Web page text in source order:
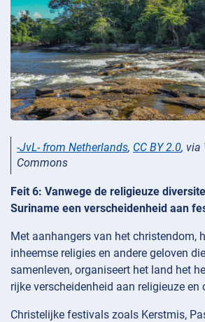
-JvL- from Netherlands, CC BY 2.0, via
Commons
Feit 6: Vanwege de religieuze
Suriname een verscheidenheid aan
Met aanhangers van het christendom,
inheemse religies en andere geloven
samenleven, organiseert het land het
rijke verscheidenheid aan religieuze
Christelijke festivals zoals Kerstmis,